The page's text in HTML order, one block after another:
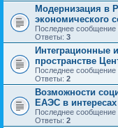
Модернизация в
экономического
Последнее сообщение
Ответы: 3
Интеграционные
пространстве
Последнее сообщение
Ответы: 2
Возможности
ЕАЭС в
Последнее сообщение
Ответы: 2